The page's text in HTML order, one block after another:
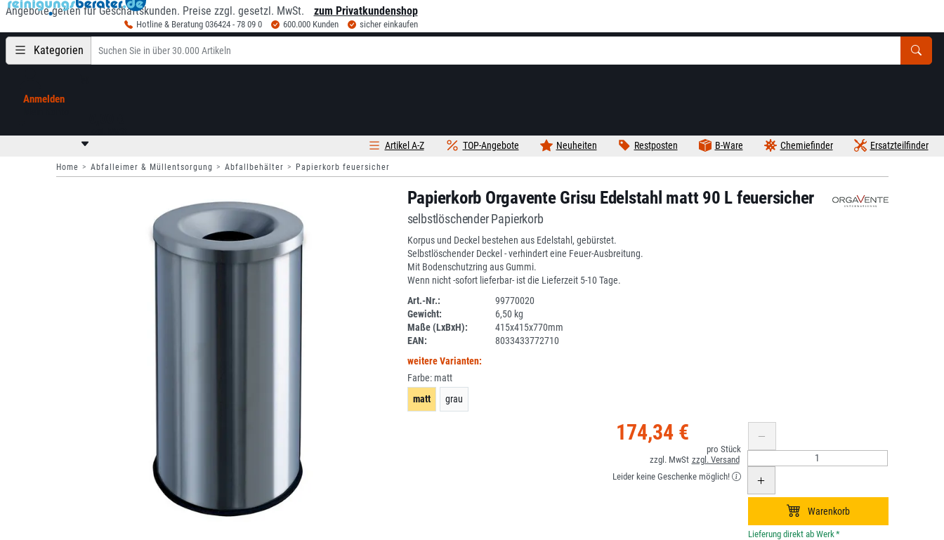
Angebote gelten für Geschäftskunden. Preise zzgl. gesetzl. MwSt. zum Privatkundenshop
Hotline & Beratung 036424 - 78 09 0 600.000 Kunden sicher einkaufen
Kategorien
Anmelden
Ersatzteilfinder
Chemiefinder
B-Ware
Restposten
Neuheiten
TOP-Angebote
Artikel A-Z
Home Abfalleimer & Müllentsorgung Abfallbehälter Papierkorb feuersicher
Papierkorb Orgavente Grisu Edelstahl matt 90 L feuersicher
selbstlöschender Papierkorb
Korpus und Deckel bestehen aus Edelstahl, gebürstet.
Selbstlöschender Deckel - verhindert eine Feuer-Ausbreitung.
Mit Bodenschutzring aus Gummi.
Wenn nicht -sofort lieferbar- ist die Lieferzeit 5-10 Tage.
Art.-Nr.:
99770020
Gewicht:
6,50 kg
Maße (LxBxH):
415x415x770mm
EAN:
8033433772710
weitere Varianten:
Farbe: matt
matt
grau
174,34 €
Leider keine Geschenke möglich!
*